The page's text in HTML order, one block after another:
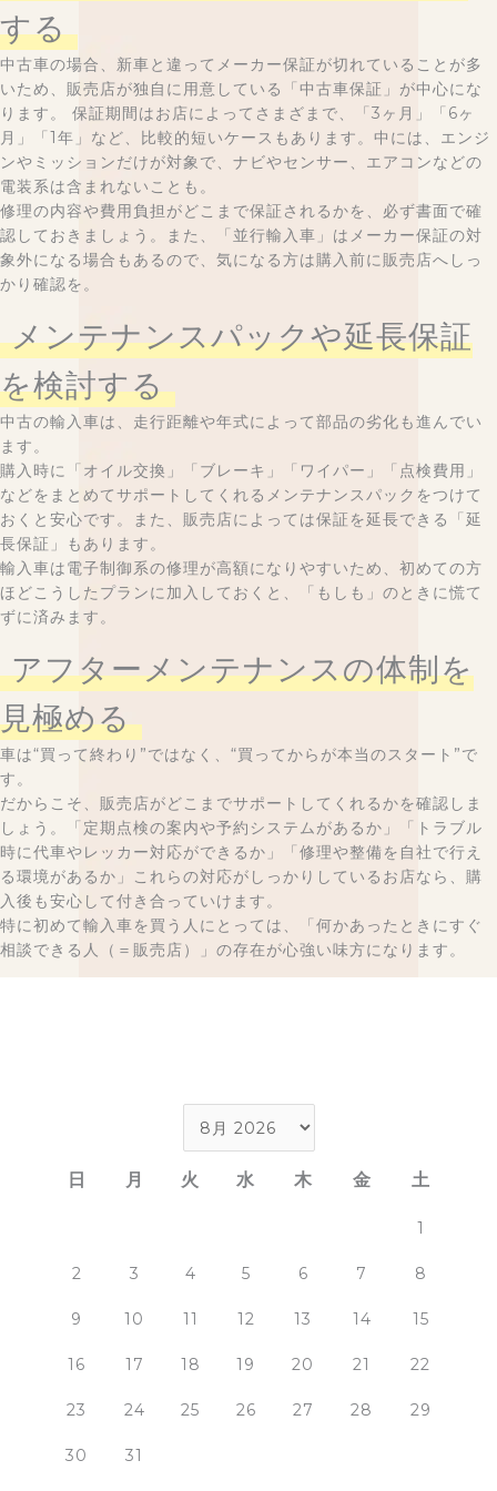
する
中古車の場合、新車と違ってメーカー保証が切れていることが多
いため、販売店が独自に用意している「中古車保証」が中心にな
ります。 保証期間はお店によってさまざまで、「3ヶ月」「6ヶ
月」「1年」など、比較的短いケースもあります。中には、エンジ
ンやミッションだけが対象で、ナビやセンサー、エアコンなどの
電装系は含まれないことも。
修理の内容や費用負担がどこまで保証されるかを、必ず書面で確
認しておきましょう。また、「並行輸入車」はメーカー保証の対
象外になる場合もあるので、気になる方は購入前に販売店へしっ
かり確認を。
メンテナンスパックや延長保証
を検討する
中古の輸入車は、走行距離や年式によって部品の劣化も進んでい
ます。
購入時に「オイル交換」「ブレーキ」「ワイパー」「点検費用」
などをまとめてサポートしてくれるメンテナンスパックをつけて
おくと安心です。また、販売店によっては保証を延長できる「延
長保証」もあります。
輸入車は電子制御系の修理が高額になりやすいため、初めての方
ほどこうしたプランに加入しておくと、「もしも」のときに慌て
ずに済みます。
アフターメンテナンスの体制を
見極める
車は“買って終わり”ではなく、“買ってからが本当のスタート”で
す。
だからこそ、販売店がどこまでサポートしてくれるかを確認しま
しょう。「定期点検の案内や予約システムがあるか」「トラブル
時に代車やレッカー対応ができるか」「修理や整備を自社で行え
る環境があるか」これらの対応がしっかりしているお店なら、購
入後も安心して付き合っていけます。
特に初めて輸入車を買う人にとっては、「何かあったときにすぐ
相談できる人（＝販売店）」の存在が心強い味方になります。
日 月 火 水 木 金 土
1
2 3 4 5 6 7 8
9 10 11 12 13 14 15
16 17 18 19 20 21 22
23 24 25 26 27 28 29
30 31